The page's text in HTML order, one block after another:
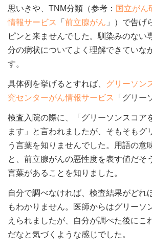
思いきや、TNM分類（参考： 国立がん
情報サービス
「 前立腺がん 」）で告げ
ピンと来ませんでした。馴染みのない
分の病状についてよく理解できていな
す。
具体例を挙げるとすれば、 グリーソン
究センターがん情報サービス
「グリー
検査入院の際に、「グリーソンスコア
ます」と言われましたが、そもそもグ
う言葉を知りませんでした。用語の意
と、前立腺がんの悪性度を表す値だそ
言葉があることを知りました。
自分で調べなければ、検査結果がどれ
もわかりません。医師からはグリーソ
えられましたが、自分が調べた後にこ
だなと気づくような感じでした。